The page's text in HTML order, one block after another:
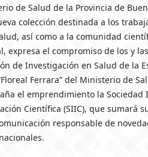
de Salud de la Provincia de
colección destinada a los
así como a la comunidad
expresa el compromiso de los y
de Investigación en Salud de la
Ferrara” del Ministerio de
el emprendimiento la Sociedad
Científica (SIIC), que sumará
responsable de